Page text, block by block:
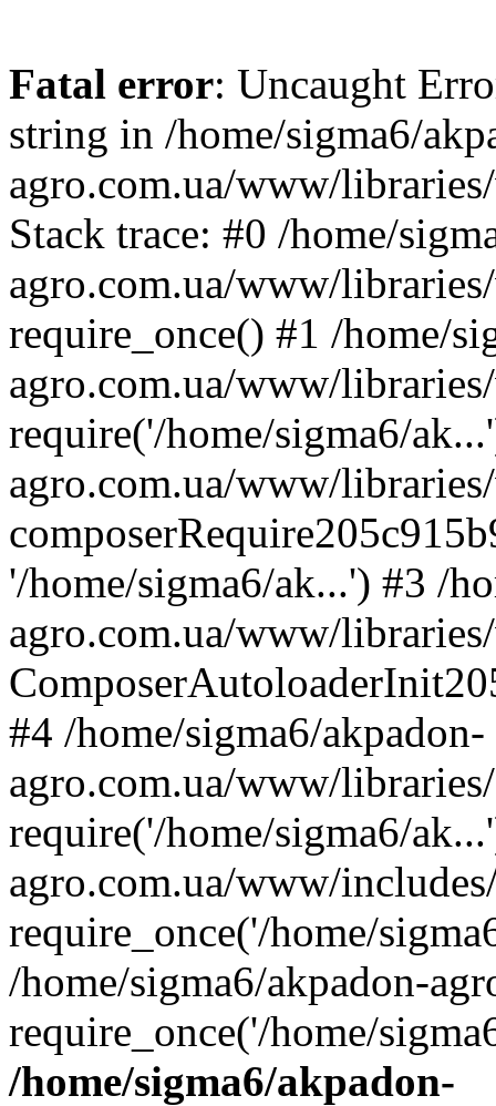
Fatal error: Uncaught
string in /home/sigma6/
agro.com.ua/www/
Stack trace: #0 /home/
agro.com.ua/www/
require_once() #1 /home/
agro.com.ua/www/
require('/home/sigma6/
agro.com.ua/www/
'/home/sigma6/ak...') #3 /
agro.com.ua/www/
#4 /home/sigma6/akpadon-
agro.com.ua/www/
require('/home/sigma6/
agro.com.ua/www/
require_once('/home/
/home/sigma6/akpadon-
require_once('/home/
/home/sigma6/akpadon-